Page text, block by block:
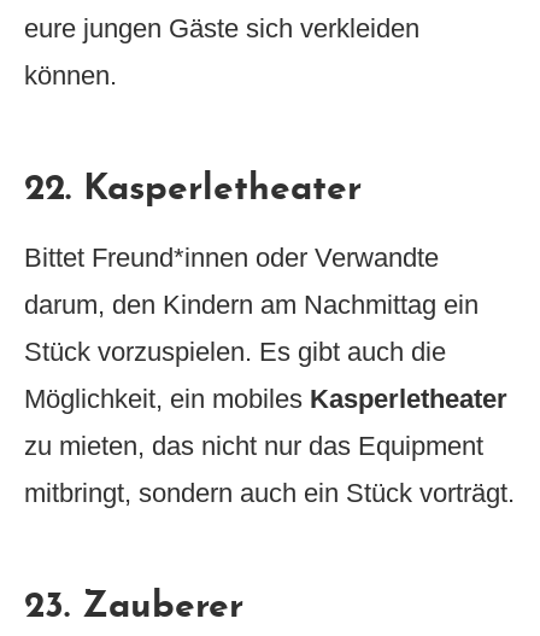
eure jungen Gäste sich verkleiden
können.
22. Kasperletheater
Bittet Freund*innen oder Verwandte
darum, den Kindern am Nachmittag ein
Stück vorzuspielen. Es gibt auch die
Möglichkeit, ein mobiles Kasperletheater
zu mieten, das nicht nur das Equipment
mitbringt, sondern auch ein Stück vorträgt.
23. Zauberer